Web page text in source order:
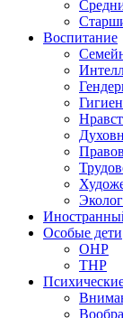
Воспитание
Особые дети
ОНР
ТНР